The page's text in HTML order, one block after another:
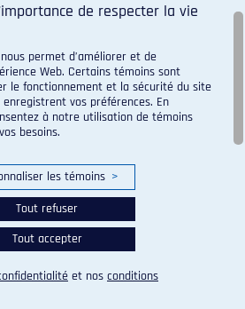
de Montréal. Tous droits
réservés.
des témoins
de respecter la vie
permet d’améliorer et de
Web. Certains témoins sont
le fonctionnement et la sécurité du site
enregistrent vos préférences. En
à notre utilisation de témoins
besoins.
les témoins >
Tout refuser
Tout accepter
et nos conditions